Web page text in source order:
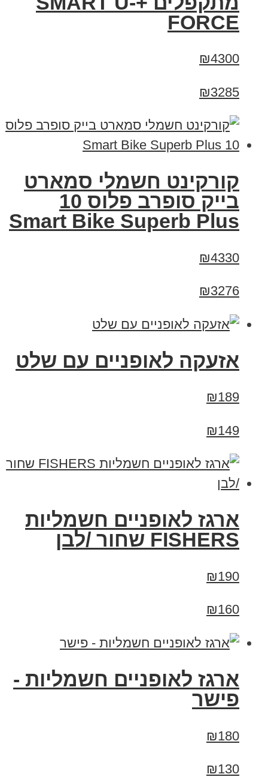
FORCE
₪4300
₪3285
קורקינט חשמלי סמארט
בייק סופרב פלוס 10
Smart Bike Superb Plus
₪4330
₪3276
אזעקה לאופניים עם שלט
₪189
₪149
ארגז לאופניים חשמליות
FISHERS שחור /לבן
₪190
₪160
ארגז לאופניים חשמליות -
פישר
₪180
₪130